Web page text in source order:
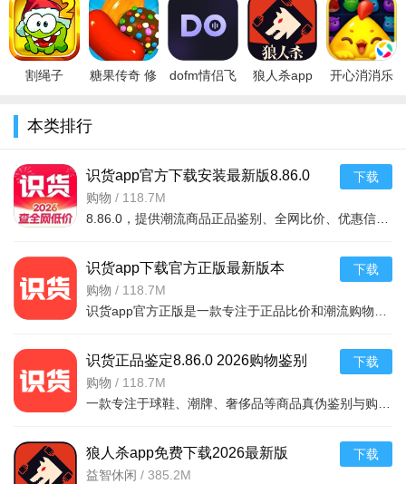
系统、家族/公会系统，可组队开黑、交流技巧;
持不同人数、不同规则的对局模式，满足solo匹配、好友开黑
等多种需求。
最新版
2026v7.04.0
最新
戏免费版下
载安装v2.2
手机版v1.1
v1.0 安卓版
版
割绳子
糖果传奇 修
dofm情侣飞
狼人杀app
开心消消乐
本类排行
识货app官方下载安装最新版8.86.0
2026购物正品鉴别手机版
购物 / 118.7M
下载
识货app下载官方正版最新版本
8.86.0.2026购物手机版
购物 / 118.7M
下载
识货正品鉴定8.86.0 2026购物鉴别
购物 / 118.7M
下载
狼人杀app免费下载2026最新版
v4.3.1.2手机版
益智休闲 / 385.2M
下载